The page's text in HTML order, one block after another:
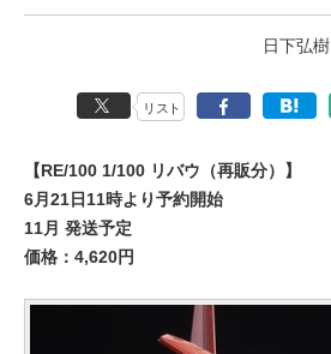
日下弘樹
リスト
【RE/100 1/100 リバウ（再販分）】
6月21日11時より予約開始
11月 発送予定
価格：4,620円